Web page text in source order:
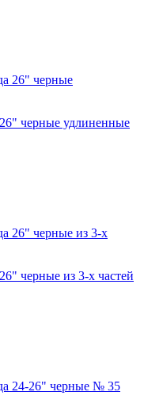
черные удлиненные
черные из 3-х частей